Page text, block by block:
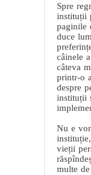
Spre
instituții
paginile
duce
câinele
câteva
printr-o
despre
instituții
Nu e
vieții
multe